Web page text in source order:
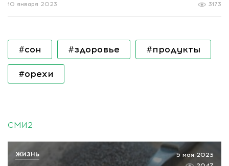
3173
10 января 2023
#сон #здоровье #продукты
#орехи
СМИ2
5 мая 2023
ЖИЗНЬ